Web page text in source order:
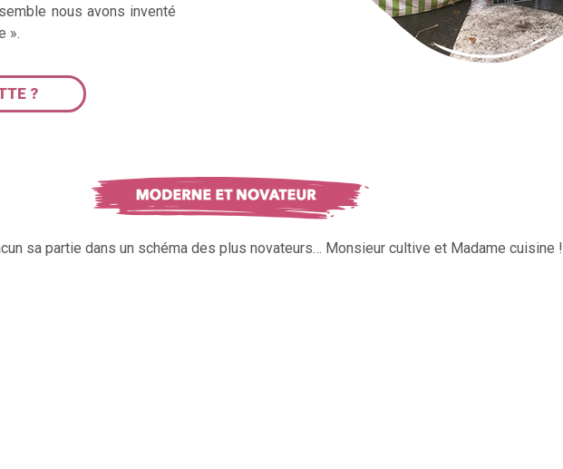
nous avons inventé
».
?
sa partie dans un schéma des plus novateurs… Monsieur cultive et Madame cuisine !